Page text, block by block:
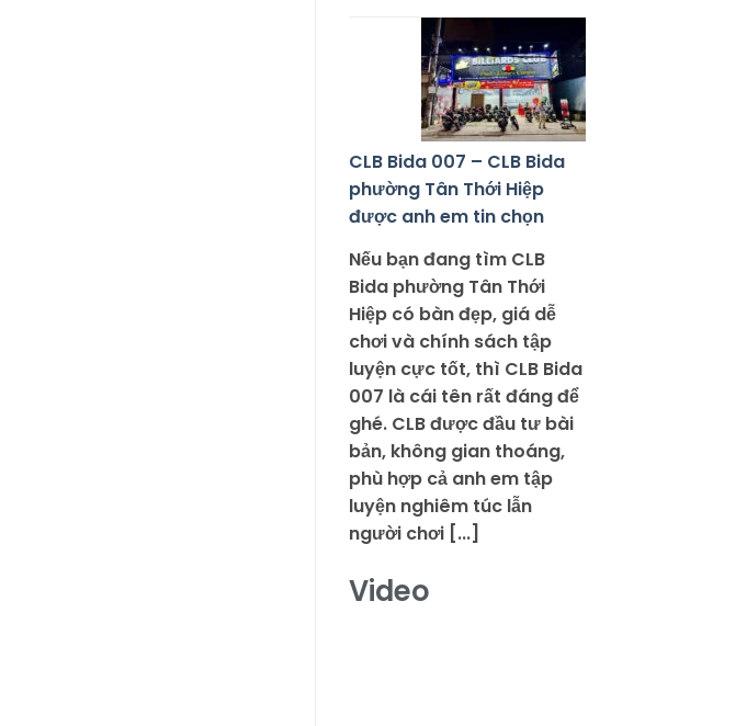
CLB Bida 007 – CLB Bida
phường Tân Thới Hiệp
được anh em tin chọn
Nếu bạn đang tìm CLB
Bida phường Tân Thới
Hiệp có bàn đẹp, giá dễ
chơi và chính sách tập
luyện cực tốt, thì CLB Bida
007 là cái tên rất đáng để
ghé. CLB được đầu tư bài
bản, không gian thoáng,
phù hợp cả anh em tập
luyện nghiêm túc lẫn
người chơi [...]
Video